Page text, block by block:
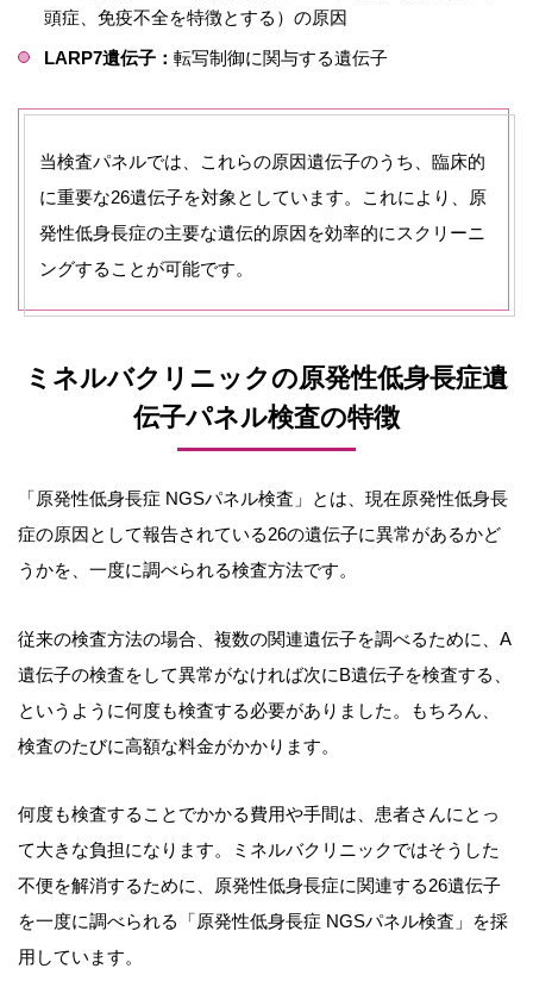
頭症、免疫不全を特徴とする）の原因
LARP7遺伝子： 転写制御に関与する遺伝子
当検査パネルでは、これらの原因遺伝子のうち、臨床的
に重要な26遺伝子を対象としています。これにより、原
発性低身長症の主要な遺伝的原因を効率的にスクリーニ
ングすることが可能です。
ミネルバクリニックの原発性低身長症遺
伝子パネル検査の特徴
「原発性低身長症 NGSパネル検査」とは、現在原発性低身長
症の原因として報告されている26の遺伝子に異常があるかど
うかを、一度に調べられる検査方法です。
従来の検査方法の場合、複数の関連遺伝子を調べるために、A
遺伝子の検査をして異常がなければ次にB遺伝子を検査する、
というように何度も検査する必要がありました。もちろん、
検査のたびに高額な料金がかかります。
何度も検査することでかかる費用や手間は、患者さんにとっ
て大きな負担になります。ミネルバクリニックではそうした
不便を解消するために、原発性低身長症に関連する26遺伝子
を一度に調べられる「原発性低身長症 NGSパネル検査」を採
用しています。